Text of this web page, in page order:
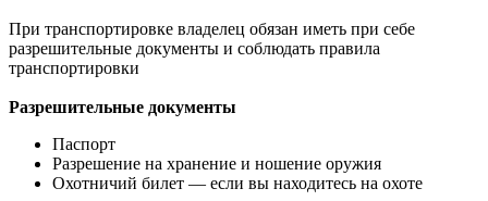
При транспортировке владелец обязан иметь при себе
разрешительные документы и соблюдать правила
транспортировки
Разрешительные документы
Паспорт
Разрешение на хранение и ношение оружия
Охотничий билет — если вы находитесь на охоте